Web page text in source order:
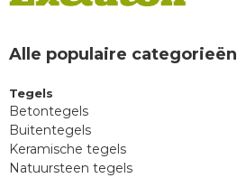
Alle populaire categorieën
Tegels
Betontegels
Buitentegels
Keramische tegels
Natuursteen tegels